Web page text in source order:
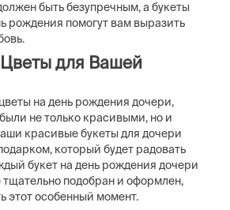
быть безупречным, а букеты
рождения помогут вам выразить
для Вашей
на день рождения дочери,
не только красивыми, но и
красивые букеты для дочери
который будет радовать
букет на день рождения дочери
подобран и оформлен,
этот особенный момент.